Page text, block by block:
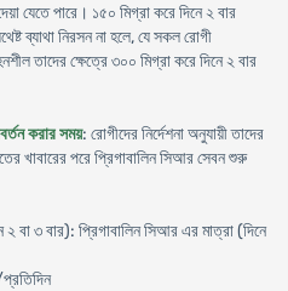
যেতে পারে। ১৫০ মিগ্রা করে দিনে ২ বার
ব্যাথা নিরসন না হলে, যে সকল রোগী
তাদের ক্ষেত্রে ৩০০ মিগ্রা করে দিনে ২ বার
করার সময়: রোগীদের নির্দেশনা অনুযায়ী তাদের
খাবারের পরে প্রিগাবালিন সিআর সেবন শুরু
২ বা ৩ বার): প্রিগাবালিন সিআর এর মাত্রা (দিনে